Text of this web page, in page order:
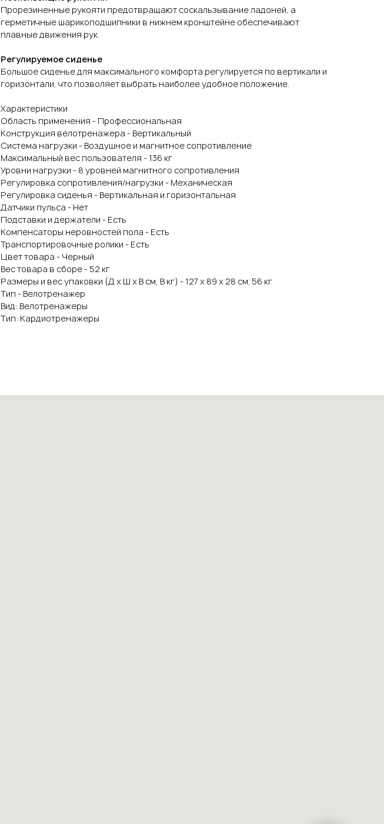
Прорезиненные рукояти предотвращают соскальзывание ладоней, а
герметичные шарикоподшипники в нижнем кронштейне обеспечивают
плавные движения рук.
Регулируемое сиденье
Большое сиденье для максимального комфорта регулируется по вертикали и
горизонтали, что позволяет выбрать наиболее удобное положение.
Характеристики
Область применения - Профессиональная
Конструкция велотренажера - Вертикальный
Система нагрузки - Воздушное и магнитное сопротивление
Максимальный вес пользователя - 136 кг
Уровни нагрузки - 8 уровней магнитного сопротивления
Регулировка сопротивления/нагрузки - Механическая
Регулировка сиденья - Вертикальная и горизонтальная
Датчики пульса - Нет
Подставки и держатели - Есть
Компенсаторы неровностей пола - Есть
Транспортировочные ролики - Есть
Цвет товара - Черный
Вес товара в сборе - 52 кг
Размеры и вес упаковки (Д x Ш x В см, В кг) - 127 х 89 х 28 см; 56 кг
Тип - Велотренажер
Вид: Велотренажеры
Тип: Кардиотренажеры